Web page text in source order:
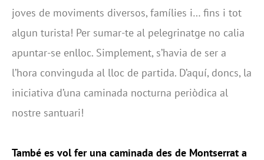
joves de moviments diversos, famílies i… fins i tot
algun turista! Per sumar-te al pelegrinatge no calia
apuntar-se enlloc. Simplement, s’havia de ser a
l’hora convinguda al lloc de partida. D’aquí, doncs, la
iniciativa d’una caminada nocturna periòdica al
nostre santuari!
També es vol fer una caminada des de Montserrat a